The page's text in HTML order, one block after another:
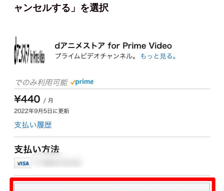
ャンセルする」を選択